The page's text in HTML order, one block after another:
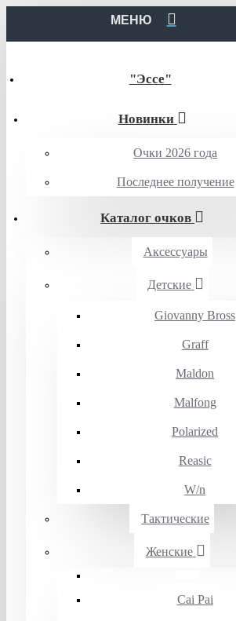
МЕНЮ
"Эссе"
Новинки
Очки 2026 года
Последнее получение
Каталог очков
Аксессуары
Детские
Giovanny Bross
Graff
Maldon
Malfong
Polarized
Reasic
W/n
Тактические
Женские
Cai Pai